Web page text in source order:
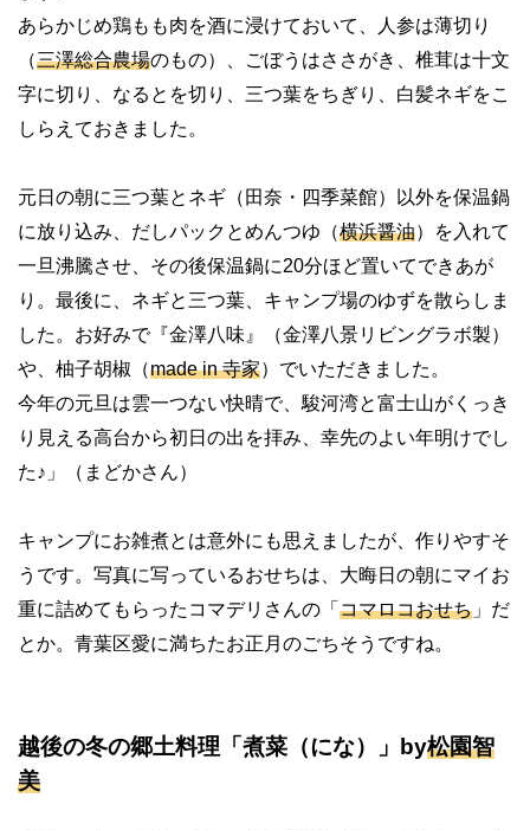
あらかじめ鶏もも肉を酒に浸けておいて、人参は薄切り
（三澤総合農場のもの）、ごぼうはささがき、椎茸は十文
字に切り、なるとを切り、三つ葉をちぎり、白髪ネギをこ
しらえておきました。
元日の朝に三つ葉とネギ（田奈・四季菜館）以外を保温鍋
に放り込み、だしパックとめんつゆ（横浜醤油）を入れて
一旦沸騰させ、その後保温鍋に20分ほど置いてできあが
り。最後に、ネギと三つ葉、キャンプ場のゆずを散らしま
した。お好みで『金澤八味』（金澤八景リビングラボ製）
や、柚子胡椒（made in 寺家）でいただきました。
今年の元旦は雲一つない快晴で、駿河湾と富士山がくっき
り見える高台から初日の出を拝み、幸先のよい年明けでし
た♪」（まどかさん）
キャンプにお雑煮とは意外にも思えましたが、作りやすそ
うです。写真に写っているおせちは、大晦日の朝にマイお
重に詰めてもらったコマデリさんの「 コマロコおせち 」だ
とか。青葉区愛に満ちたお正月のごちそうですね。
越後の冬の郷土料理「煮菜（にな）」by松園智
美